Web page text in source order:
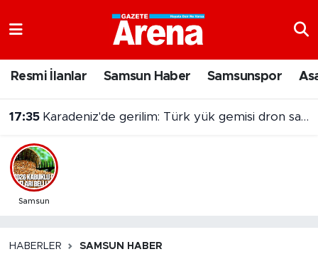
Resmi İlanlar Samsun Haber Samsunspor
17:35 Karadeniz'de gerilim: Türk yük gemisi dron saldırısına uğradı
Samsun
HABERLER SAMSUN HABER
Samsun Namaz Vakitleri
Trafik Durumu
Süper Lig Puan Durumu ve Fikstür